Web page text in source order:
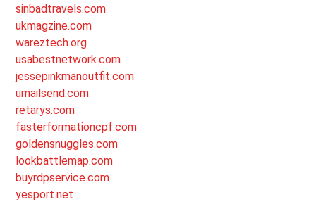
sinbadtravels.com
ukmagzine.com
wareztech.org
usabestnetwork.com
jessepinkmanoutfit.com
umailsend.com
retarys.com
fasterformationcpf.com
goldensnuggles.com
lookbattlemap.com
buyrdpservice.com
yesport.net